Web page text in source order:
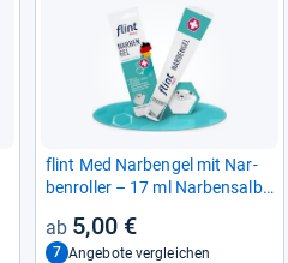
flint Med Nar­ben­gel mit Nar­
ben­rol­ler – 17 ml Nar­ben­salbe
tere Nar­ben
5,00 €
7 Angebote vergleichen